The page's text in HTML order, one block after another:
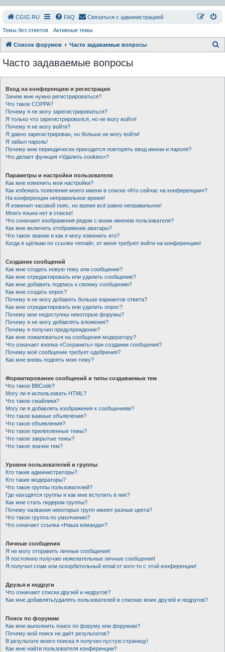
СGIG.RU FAQ Связаться с администрацией
Темы без ответов Активные темы
Список форумов Часто задаваемые вопросы
Часто задаваемые вопросы
Вход на конференцию и регистрация
Зачем мне нужно регистрироваться?
Что такое COPPA?
Почему я не могу зарегистрироваться?
Я только что зарегистрировался, но не могу войти!
Почему я не могу войти?
Я давно зарегистрирован, но больше не могу войти!
Я забыл пароль!
Почему мне периодически приходится повторять ввод имени и пароля?
Что делает функция «Удалить cookies»?
Параметры и настройки пользователя
Как мне изменить мои настройки?
Как избежать появления моего имени в списке «Кто сейчас на конференции»?
На конференции неправильное время!
Я изменил часовой пояс, но время всё равно неправильное!
Моего языка нет в списке!
Что означают изображения рядом с моим именем пользователя?
Как мне включить отображение аватары?
Что такое звание и как я могу изменить его?
Когда я щёлкаю по ссылке «email», от меня требуют войти на конференцию!
Создание сообщений
Как мне создать новую тему или сообщение?
Как мне отредактировать или удалить сообщение?
Как мне добавить подпись к своему сообщению?
Как мне создать опрос?
Почему я не могу добавить больше вариантов ответа?
Как мне отредактировать или удалить опрос?
Почему мне недоступны некоторые форумы?
Почему я не могу добавлять вложения?
Почему я получил предупреждение?
Как мне пожаловаться на сообщения модератору?
Что означает кнопка «Сохранить» при создании сообщения?
Почему моё сообщение требует одобрения?
Как мне вновь поднять мою тему?
Форматирование сообщений и типы создаваемых тем
Что такое BBCode?
Могу ли я использовать HTML?
Что такое смайлики?
Могу ли я добавлять изображения к сообщениям?
Что такое важные объявления?
Что такое объявления?
Что такое прилепленные темы?
Что такое закрытые темы?
Что такое значки тем?
Уровни пользователей и группы
Кто такие администраторы?
Кто такие модераторы?
Что такое группы пользователей?
Где находятся группы и как мне вступить в них?
Как мне стать лидером группы?
Почему названия некоторых групп имеют разные цвета?
Что такое группа по умолчанию?
Что означает ссылка «Наша команда»?
Личные сообщения
Я не могу отправить личные сообщения!
Я постоянно получаю нежелательные личные сообщения!
Я получил спам или оскорбительный email от кого-то с этой конференции!
Друзья и недруги
Что означают списки друзей и недругов?
Как мне добавлять/удалять пользователей в списках моих друзей и недругов?
Поиск по форумам
Как мне выполнить поиск по форуму или форумам?
Почему мой поиск не даёт результатов?
В результате моего поиска я получил пустую страницу!
Как мне найти пользователя конференции?